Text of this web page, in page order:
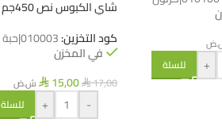
+ للسلة
شاي الكبوس نص 450جم
كود التخزين:010003|حبة
في المخزن
⃁17,00
⃁15,00 ش.ض
-
+ للسلة